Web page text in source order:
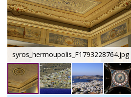
syros_hermoupolis_F1793228764.jpg